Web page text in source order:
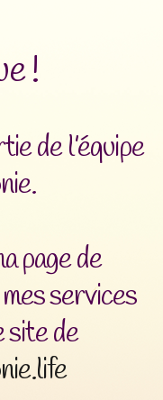
!
de l’équipe
page de
services
site de